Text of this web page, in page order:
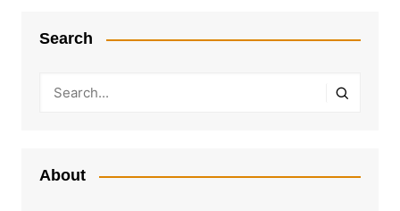
Search
About